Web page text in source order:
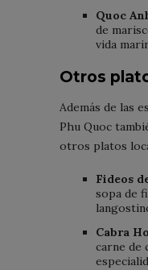
Quoc
de
vida
Otros
Además de las
Phu Quoc
otros platos
Fideos
sopa de
Cabra
carne de